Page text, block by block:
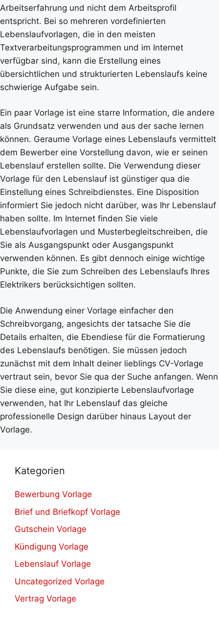
Arbeitserfahrung und nicht dem Arbeitsprofil
entspricht. Bei so mehreren vordefinierten
Lebenslaufvorlagen, die in den meisten
Textverarbeitungsprogrammen und im Internet
verfügbar sind, kann die Erstellung eines
übersichtlichen und strukturierten Lebenslaufs keine
schwierige Aufgabe sein.
Ein paar Vorlage ist eine starre Information, die andere
als Grundsatz verwenden und aus der sache lernen
können. Geraume Vorlage eines Lebenslaufs vermittelt
dem Bewerber eine Vorstellung davon, wie er seinen
Lebenslauf erstellen sollte. Die Verwendung dieser
Vorlage für den Lebenslauf ist günstiger qua die
Einstellung eines Schreibdienstes. Eine Disposition
informiert Sie jedoch nicht darüber, was Ihr Lebenslauf
haben sollte. Im Internet finden Sie viele
Lebenslaufvorlagen und Musterbegleitschreiben, die
Sie als Ausgangspunkt oder Ausgangspunkt
verwenden können. Es gibt dennoch einige wichtige
Punkte, die Sie zum Schreiben des Lebenslaufs Ihres
Elektrikers berücksichtigen sollten.
Die Anwendung einer Vorlage einfacher den
Schreibvorgang, angesichts der tatsache Sie die
Details erhalten, die Ebendiese für die Formatierung
des Lebenslaufs benötigen. Sie müssen jedoch
zunächst mit dem Inhalt deiner lieblings CV-Vorlage
vertraut sein, bevor Sie qua der Suche anfangen. Wenn
Sie diese eine, gut konzipierte Lebenslaufvorlage
verwenden, hat Ihr Lebenslauf das gleiche
professionelle Design darüber hinaus Layout der
Vorlage.
Kategorien
Bewerbung Vorlage
Brief und Briefkopf Vorlage
Gutschein Vorlage
Kündigung Vorlage
Lebenslauf Vorlage
Uncategorized Vorlage
Vertrag Vorlage